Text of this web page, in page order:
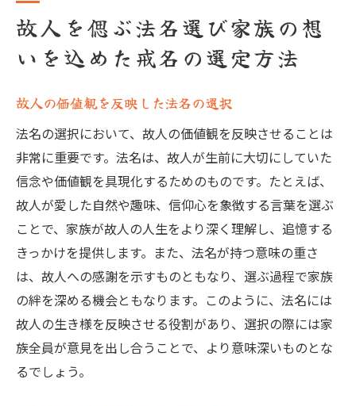
故人を偲ぶ法名選び家族の想
いを込めた戒名の選定方法
故人の価値観を反映した法名の選択
法名の選択において、故人の価値観を反映させることは
非常に重要です。法名は、故人が生前に大切にしていた
信念や価値観を具現化するためのものです。たとえば、
故人が愛した自然や趣味、信仰心を象徴する言葉を選ぶ
ことで、家族が故人の人生をより深く理解し、追憶する
きっかけを提供します。また、法名が持つ意味の重さ
は、故人への感謝を示すものともなり、選ぶ過程で家族
の絆を深める機会ともなります。このように、法名には
故人の生き様を反映させる役割があり、選択の際には家
族全員が意見を出し合うことで、より意味深いものとな
るでしょう。